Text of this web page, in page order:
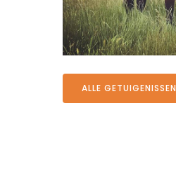
ALLE GETUIGENISSEN